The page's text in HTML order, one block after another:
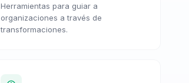
Herramientas para guiar a
organizaciones a través de
transformaciones.